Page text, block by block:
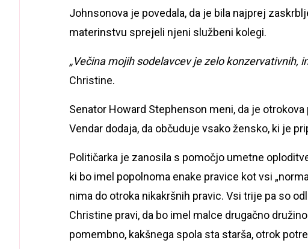
Johnsonova je povedala, da je bila najprej
materinstvu sprejeli njeni službeni kolegi.
„Večina mojih sodelavcev je zelo konzervativnih,
Christine.
Senator Howard Stephenson meni, da je
Vendar dodaja, da občuduje vsako žensko, ki je
Političarka je zanosila s pomočjo umetne
ki bo imel popolnoma enake pravice kot vsi
nima do otroka nikakršnih pravic. Vsi trije pa so
Christine pravi, da bo imel malce drugačno
pomembno, kakšnega spola sta starša, otrok